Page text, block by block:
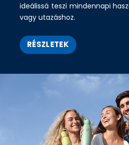
ideálissá teszi mindennapi
vagy utazáshoz.
RÉSZLETEK